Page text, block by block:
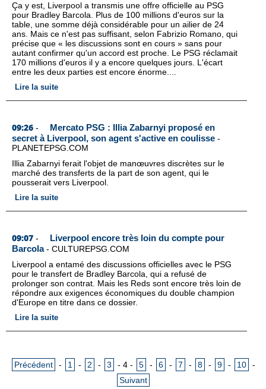
Ça y est, Liverpool a transmis une offre officielle au PSG
pour Bradley Barcola. Plus de 100 millions d'euros sur la
table, une somme déjà considérable pour un ailier de 24
ans. Mais ce n'est pas suffisant, selon Fabrizio Romano, qui
précise que « les discussions sont en cours » sans pour
autant confirmer qu'un accord est proche. Le PSG réclamait
170 millions d'euros il y a encore quelques jours. L'écart
entre les deux parties est encore énorme....
Lire la suite
09:26 -
Mercato PSG : Illia Zabarnyi proposé en
secret à Liverpool, son agent s'active en coulisse -
PLANETEPSG.COM
Illia Zabarnyi ferait l'objet de manœuvres discrètes sur le
marché des transferts de la part de son agent, qui le
pousserait vers Liverpool.
Lire la suite
09:07 -
Liverpool encore très loin du compte pour
Barcola- CULTUREPSG.COM
Liverpool a entamé des discussions officielles avec le PSG
pour le transfert de Bradley Barcola, qui a refusé de
prolonger son contrat. Mais les Reds sont encore très loin de
répondre aux exigences économiques du double champion
d'Europe en titre dans ce dossier.
Lire la suite
Précédent - 1 - 2 - 3 - 4 - 5 - 6 - 7 - 8 - 9 - 10
-
Suivant